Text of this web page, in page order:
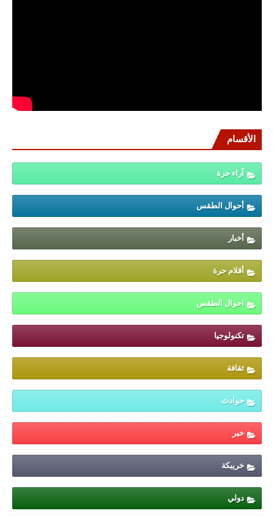
الأقسام
آراء حرة
أحوال الطقس
أخبار
أقلام حرة
احوال الطقس
تكنولوجيا
ثقافة
حوادث
خبر
خريبكة
دولي